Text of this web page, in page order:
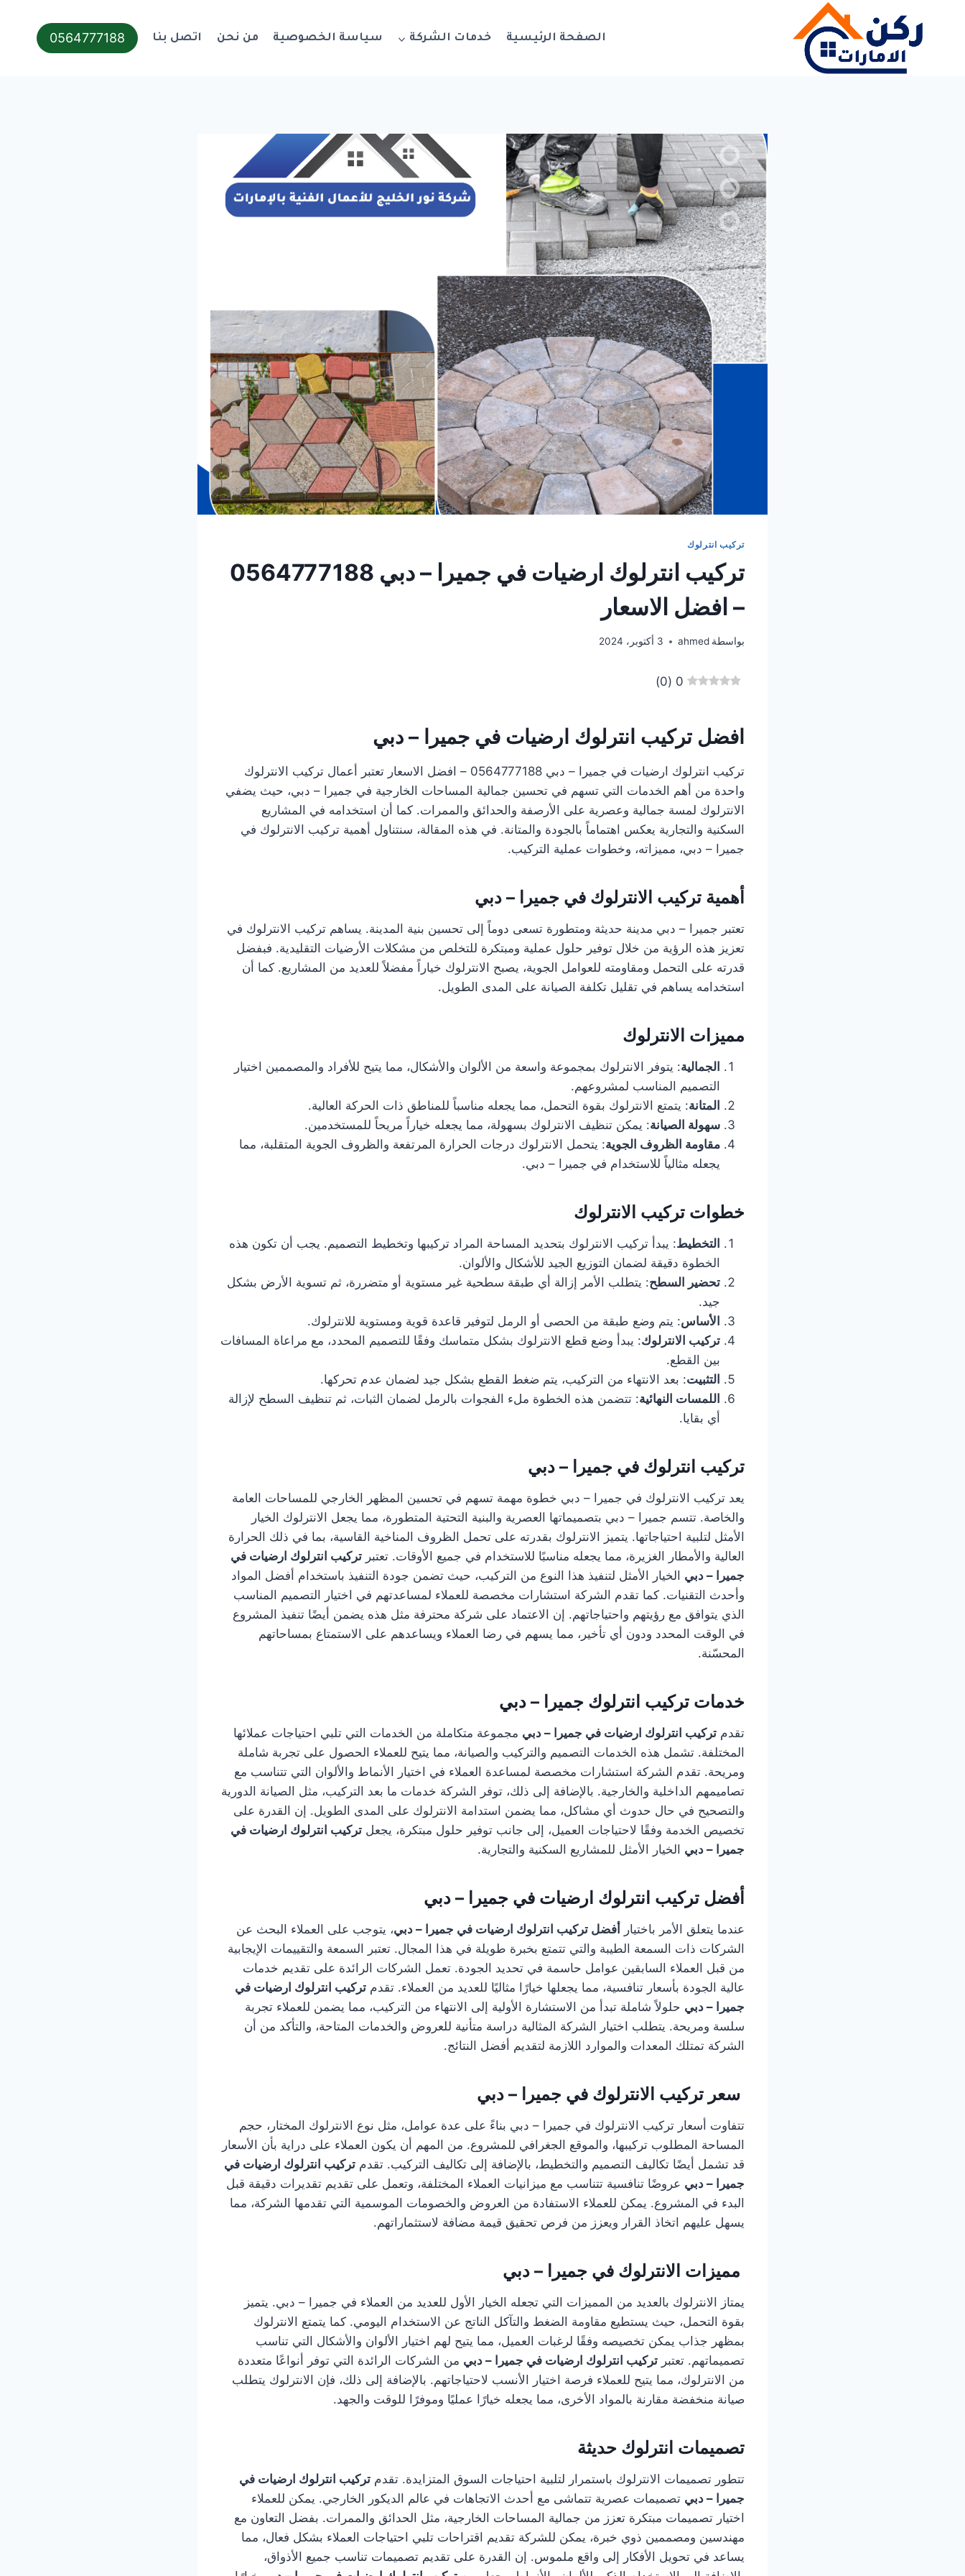
الصفحة الرئيسية خدمات الشركة سياسة الخصوصية من نحن اتصل بنا 0564777188
تركيب انترلوك
تركيب انترلوك ارضيات في جميرا – دبي 0564777188
– افضل الاسعار
بواسطة ahmed 3 أكتوبر، 2024
0
(
0
)
افضل تركيب انترلوك ارضيات في جميرا – دبي
تركيب انترلوك ارضيات في جميرا – دبي 0564777188 – افضل الاسعار تعتبر أعمال تركيب الانترلوك
واحدة من أهم الخدمات التي تسهم في تحسين جمالية المساحات الخارجية في جميرا – دبي، حيث يضفي
الانترلوك لمسة جمالية وعصرية على الأرصفة والحدائق والممرات. كما أن استخدامه في المشاريع
السكنية والتجارية يعكس اهتماماً بالجودة والمتانة. في هذه المقالة، سنتناول أهمية تركيب الانترلوك في
جميرا – دبي، مميزاته، وخطوات عملية التركيب.
أهمية تركيب الانترلوك في جميرا – دبي
تعتبر جميرا – دبي مدينة حديثة ومتطورة تسعى دوماً إلى تحسين بنية المدينة. يساهم تركيب الانترلوك في
تعزيز هذه الرؤية من خلال توفير حلول عملية ومبتكرة للتخلص من مشكلات الأرضيات التقليدية. فبفضل
قدرته على التحمل ومقاومته للعوامل الجوية، يصبح الانترلوك خياراً مفضلاً للعديد من المشاريع. كما أن
استخدامه يساهم في تقليل تكلفة الصيانة على المدى الطويل.
مميزات الانترلوك
الجمالية: يتوفر الانترلوك بمجموعة واسعة من الألوان والأشكال، مما يتيح للأفراد والمصممين اختيار
التصميم المناسب لمشروعهم.
المتانة: يتمتع الانترلوك بقوة التحمل، مما يجعله مناسباً للمناطق ذات الحركة العالية.
سهولة الصيانة: يمكن تنظيف الانترلوك بسهولة، مما يجعله خياراً مريحاً للمستخدمين.
مقاومة الظروف الجوية: يتحمل الانترلوك درجات الحرارة المرتفعة والظروف الجوية المتقلبة، مما
يجعله مثالياً للاستخدام في جميرا – دبي.
خطوات تركيب الانترلوك
التخطيط: يبدأ تركيب الانترلوك بتحديد المساحة المراد تركيبها وتخطيط التصميم. يجب أن تكون هذه
الخطوة دقيقة لضمان التوزيع الجيد للأشكال والألوان.
تحضير السطح: يتطلب الأمر إزالة أي طبقة سطحية غير مستوية أو متضررة، ثم تسوية الأرض بشكل
جيد.
الأساس: يتم وضع طبقة من الحصى أو الرمل لتوفير قاعدة قوية ومستوية للانترلوك.
تركيب الانترلوك: يبدأ وضع قطع الانترلوك بشكل متماسك وفقًا للتصميم المحدد، مع مراعاة المسافات
بين القطع.
التثبيت: بعد الانتهاء من التركيب، يتم ضغط القطع بشكل جيد لضمان عدم تحركها.
اللمسات النهائية: تتضمن هذه الخطوة ملء الفجوات بالرمل لضمان الثبات، ثم تنظيف السطح لإزالة
أي بقايا.
تركيب انترلوك في جميرا – دبي
يعد تركيب الانترلوك في جميرا – دبي خطوة مهمة تسهم في تحسين المظهر الخارجي للمساحات العامة
والخاصة. تتسم جميرا – دبي بتصميماتها العصرية والبنية التحتية المتطورة، مما يجعل الانترلوك الخيار
الأمثل لتلبية احتياجاتها. يتميز الانترلوك بقدرته على تحمل الظروف المناخية القاسية، بما في ذلك الحرارة
العالية والأمطار الغزيرة، مما يجعله مناسبًا للاستخدام في جميع الأوقات. تعتبر تركيب انترلوك ارضيات في
جميرا – دبي الخيار الأمثل لتنفيذ هذا النوع من التركيب، حيث تضمن جودة التنفيذ باستخدام أفضل المواد
وأحدث التقنيات. كما تقدم الشركة استشارات مخصصة للعملاء لمساعدتهم في اختيار التصميم المناسب
الذي يتوافق مع رؤيتهم واحتياجاتهم. إن الاعتماد على شركة محترفة مثل هذه يضمن أيضًا تنفيذ المشروع
في الوقت المحدد ودون أي تأخير، مما يسهم في رضا العملاء ويساعدهم على الاستمتاع بمساحاتهم
المحسّنة.
خدمات تركيب انترلوك جميرا – دبي
تقدم تركيب انترلوك ارضيات في جميرا – دبي مجموعة متكاملة من الخدمات التي تلبي احتياجات عملائها
المختلفة. تشمل هذه الخدمات التصميم والتركيب والصيانة، مما يتيح للعملاء الحصول على تجربة شاملة
ومريحة. تقدم الشركة استشارات مخصصة لمساعدة العملاء في اختيار الأنماط والألوان التي تتناسب مع
تصاميمهم الداخلية والخارجية. بالإضافة إلى ذلك، توفر الشركة خدمات ما بعد التركيب، مثل الصيانة الدورية
والتصحيح في حال حدوث أي مشاكل، مما يضمن استدامة الانترلوك على المدى الطويل. إن القدرة على
تخصيص الخدمة وفقًا لاحتياجات العميل، إلى جانب توفير حلول مبتكرة، يجعل تركيب انترلوك ارضيات في
جميرا – دبي الخيار الأمثل للمشاريع السكنية والتجارية.
أفضل تركيب انترلوك ارضيات في جميرا – دبي
عندما يتعلق الأمر باختيار أفضل تركيب انترلوك ارضيات في جميرا – دبي، يتوجب على العملاء البحث عن
الشركات ذات السمعة الطيبة والتي تتمتع بخبرة طويلة في هذا المجال. تعتبر السمعة والتقييمات الإيجابية
من قبل العملاء السابقين عوامل حاسمة في تحديد الجودة. تعمل الشركات الرائدة على تقديم خدمات
عالية الجودة بأسعار تنافسية، مما يجعلها خيارًا مثاليًا للعديد من العملاء. تقدم تركيب انترلوك ارضيات في
جميرا – دبي حلولاً شاملة تبدأ من الاستشارة الأولية إلى الانتهاء من التركيب، مما يضمن للعملاء تجربة
سلسة ومريحة. يتطلب اختيار الشركة المثالية دراسة متأنية للعروض والخدمات المتاحة، والتأكد من أن
الشركة تمتلك المعدات والموارد اللازمة لتقديم أفضل النتائج.
سعر تركيب الانترلوك في جميرا – دبي
تتفاوت أسعار تركيب الانترلوك في جميرا – دبي بناءً على عدة عوامل، مثل نوع الانترلوك المختار، حجم
المساحة المطلوب تركيبها، والموقع الجغرافي للمشروع. من المهم أن يكون العملاء على دراية بأن الأسعار
قد تشمل أيضًا تكاليف التصميم والتخطيط، بالإضافة إلى تكاليف التركيب. تقدم تركيب انترلوك ارضيات في
جميرا – دبي عروضًا تنافسية تتناسب مع ميزانيات العملاء المختلفة، وتعمل على تقديم تقديرات دقيقة قبل
البدء في المشروع. يمكن للعملاء الاستفادة من العروض والخصومات الموسمية التي تقدمها الشركة، مما
يسهل عليهم اتخاذ القرار ويعزز من فرص تحقيق قيمة مضافة لاستثماراتهم.
مميزات الانترلوك في جميرا – دبي
يمتاز الانترلوك بالعديد من المميزات التي تجعله الخيار الأول للعديد من العملاء في جميرا – دبي. يتميز
بقوة التحمل، حيث يستطيع مقاومة الضغط والتآكل الناتج عن الاستخدام اليومي. كما يتمتع الانترلوك
بمظهر جذاب يمكن تخصيصه وفقًا لرغبات العميل، مما يتيح لهم اختيار الألوان والأشكال التي تناسب
تصميماتهم. تعتبر تركيب انترلوك ارضيات في جميرا – دبي من الشركات الرائدة التي توفر أنواعًا متعددة
من الانترلوك، مما يتيح للعملاء فرصة اختيار الأنسب لاحتياجاتهم. بالإضافة إلى ذلك، فإن الانترلوك يتطلب
صيانة منخفضة مقارنة بالمواد الأخرى، مما يجعله خيارًا عمليًا وموفرًا للوقت والجهد.
تصميمات انترلوك حديثة
تتطور تصميمات الانترلوك باستمرار لتلبية احتياجات السوق المتزايدة. تقدم تركيب انترلوك ارضيات في
جميرا – دبي تصميمات عصرية تتماشى مع أحدث الاتجاهات في عالم الديكور الخارجي. يمكن للعملاء
اختيار تصميمات مبتكرة تعزز من جمالية المساحات الخارجية، مثل الحدائق والممرات. بفضل التعاون مع
مهندسين ومصممين ذوي خبرة، يمكن للشركة تقديم اقتراحات تلبي احتياجات العملاء بشكل فعال، مما
يساعد في تحويل الأفكار إلى واقع ملموس. إن القدرة على تقديم تصميمات تناسب جميع الأذواق،